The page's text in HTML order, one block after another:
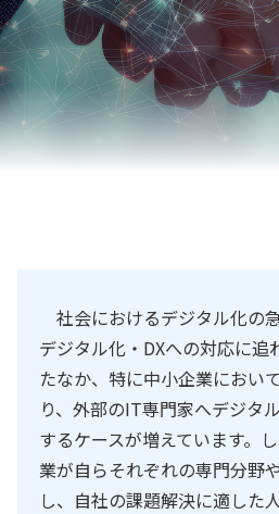
社会におけるデジタル化の
デジタル化・DXへの対応に追
たなか、特に中小企業におい
り、外部のIT専門家へデジタ
するケースが増えています。
業が自らそれぞれの専門分野
し、自社の課題解決に適した